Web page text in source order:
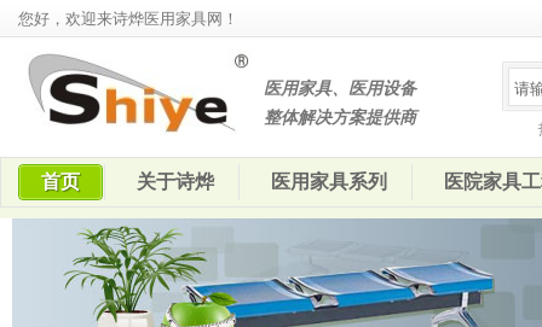
您好，欢迎来诗烨医用家具网！
医用家具、医用设备
整体解决方案提供商
首页 关于诗烨 医用家具系列 医院家具